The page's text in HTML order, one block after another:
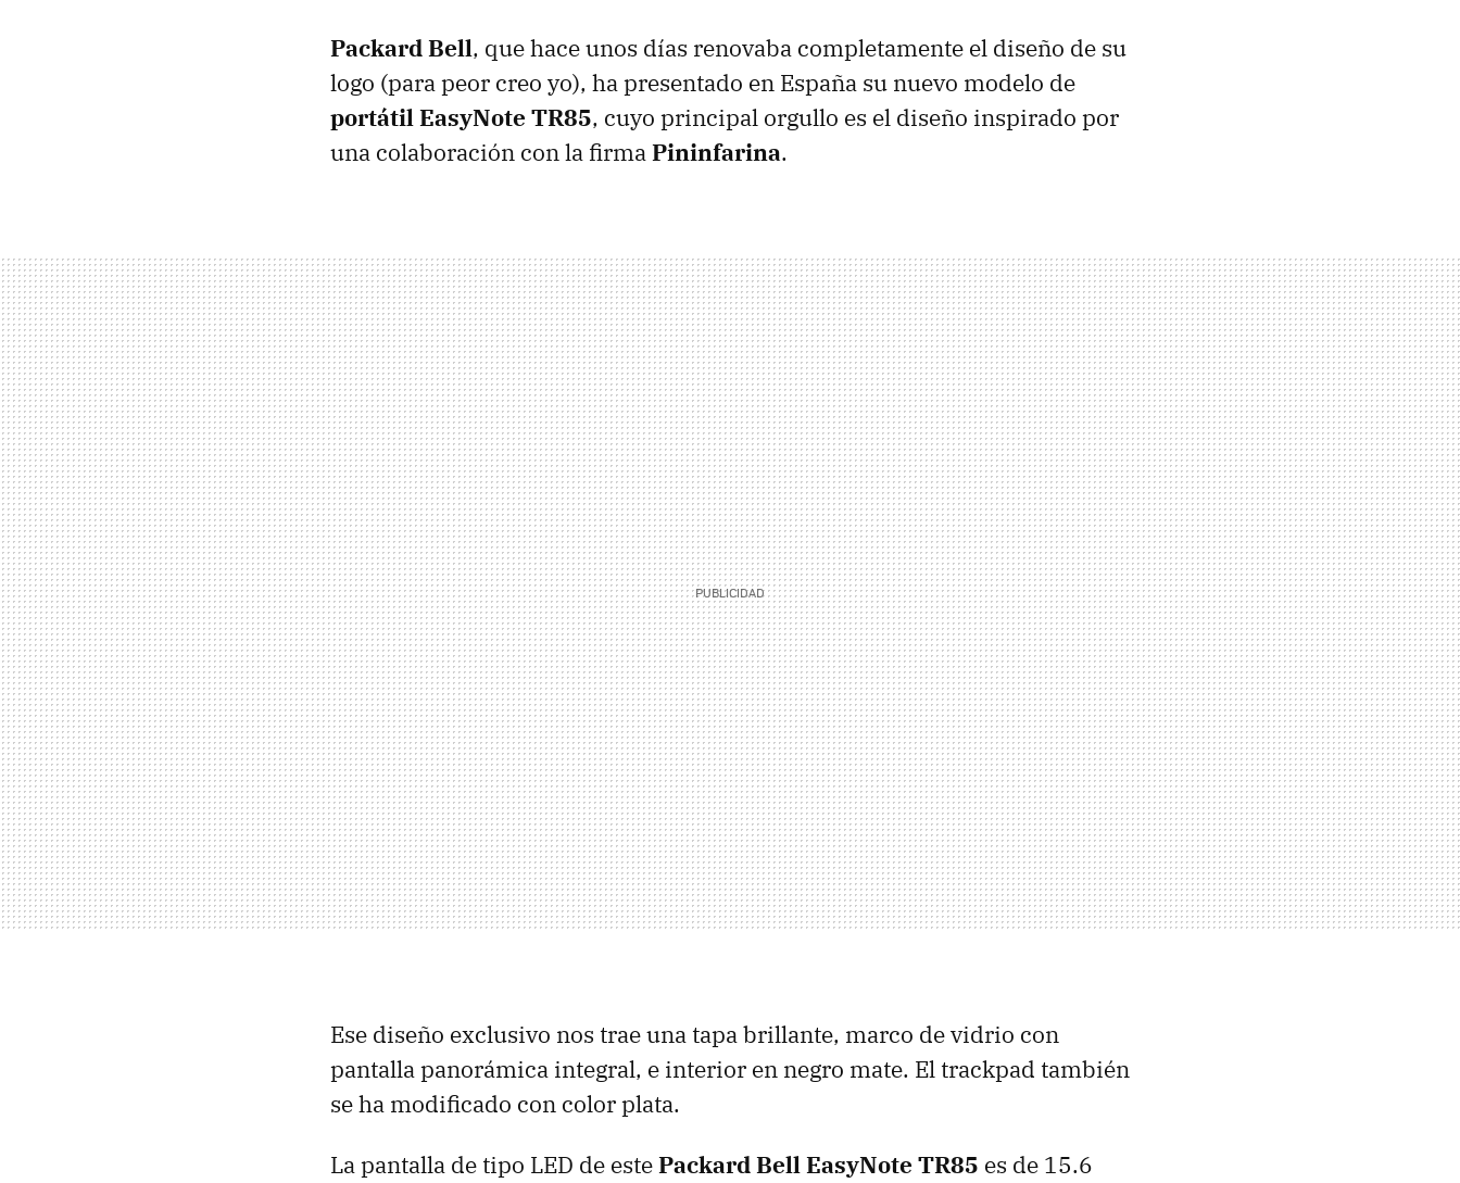
Packard Bell, que hace unos días renovaba completamente el diseño de su
logo (para peor creo yo), ha presentado en España su nuevo modelo de
portátil EasyNote TR85, cuyo principal orgullo es el diseño inspirado por
una colaboración con la firmaPininfarina.
Ese diseño exclusivo nos trae una tapa brillante, marco de vidrio con
pantalla panorámica integral, e interior en negro mate. El trackpad también
se ha modificado con color plata.
La pantalla de tipo LED de estePackard Bell EasyNote TR85 es de 15.6